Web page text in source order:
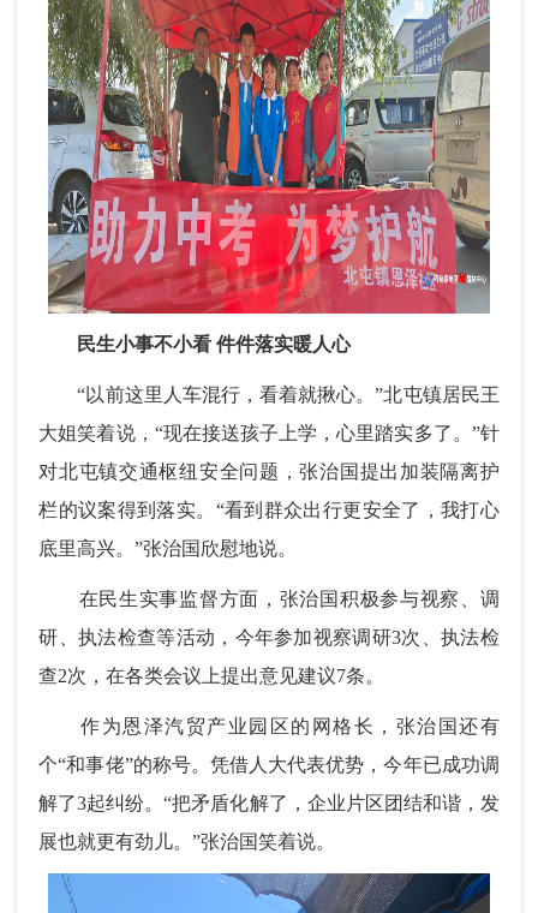
民生小事不小看 件件落实暖人心
“以前这里人车混行，看着就揪心。”北屯镇居民王
大姐笑着说，“现在接送孩子上学，心里踏实多了。”针
对北屯镇交通枢纽安全问题，张治国提出加装隔离护
栏的议案得到落实。“看到群众出行更安全了，我打心
底里高兴。”张治国欣慰地说。
在民生实事监督方面，张治国积极参与视察、调
研、执法检查等活动，今年参加视察调研3次、执法检
查2次，在各类会议上提出意见建议7条。
作为恩泽汽贸产业园区的网格长，张治国还有
个“和事佬”的称号。凭借人大代表优势，今年已成功调
解了3起纠纷。“把矛盾化解了，企业片区团结和谐，发
展也就更有劲儿。”张治国笑着说。